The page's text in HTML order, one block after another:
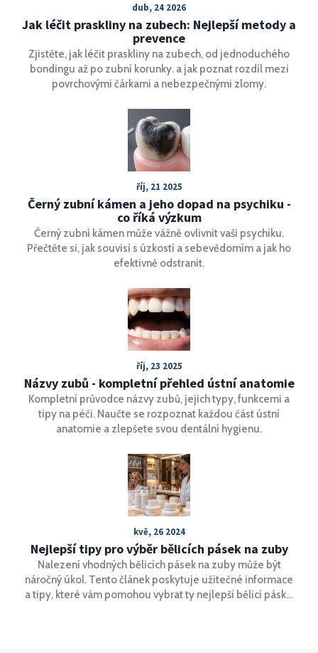
dub, 24 2026
Jak léčit praskliny na zubech: Nejlepší metody a
prevence
Zjistěte, jak léčit praskliny na zubech, od jednoduchého
bondingu až po zubní korunky. a jak poznat rozdíl mezi
povrchovými čárkami a nebezpečnými zlomy.
říj, 21 2025
Černý zubní kámen a jeho dopad na psychiku -
co říká výzkum
Černý zubní kámen může vážně ovlivnit vaši psychiku.
Přečtěte si, jak souvisí s úzkostí a sebevědomím a jak ho
efektivně odstranit.
říj, 23 2025
Názvy zubů - kompletní přehled ústní anatomie
Kompletní průvodce názvy zubů, jejich typy, funkcemi a
tipy na péči. Naučte se rozpoznat každou část ústní
anatomie a zlepšete svou dentální hygienu.
kvě, 26 2024
Nejlepší tipy pro výběr bělicích pásek na zuby
Nalezení vhodných bělicích pásek na zuby může být
náročný úkol. Tento článek poskytuje užitečné informace
a tipy, které vám pomohou vybrat ty nejlepší bělicí pásky.